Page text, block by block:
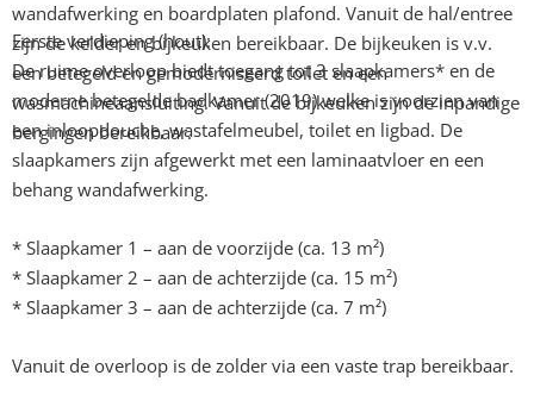
wandafwerking en boardplaten plafond. Vanuit de hal/entree
zijn de kelder en bijkeuken bereikbaar. De bijkeuken is v.v.
een betegeld en gemoderniseerd toilet en een
wasmachineaansluiting. Vanuit de bijkeuken zijn de inpandige
bergingen bereikbaar.
Eerste verdieping (hout):
De ruime overloop biedt toegang tot 3 slaapkamers* en de
moderne betegelde badkamer (2019) welke is voorzien van
een inloopdouche, wastafelmeubel, toilet en ligbad. De
slaapkamers zijn afgewerkt met een laminaatvloer en een
behang wandafwerking.
* Slaapkamer 1 – aan de voorzijde (ca. 13 m²)
* Slaapkamer 2 – aan de achterzijde (ca. 15 m²)
* Slaapkamer 3 – aan de achterzijde (ca. 7 m²)
Vanuit de overloop is de zolder via een vaste trap bereikbaar.